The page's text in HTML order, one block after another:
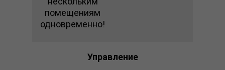
Управление
помещениям
одновременно!